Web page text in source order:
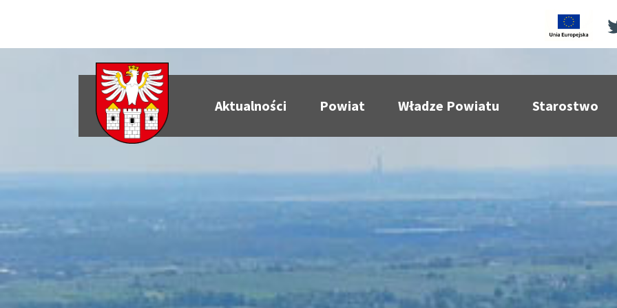
Aktualności pokaż podmenu dla
Powiat pokaż podmenu dla
Władze Powiatu pokaż
Starostwo